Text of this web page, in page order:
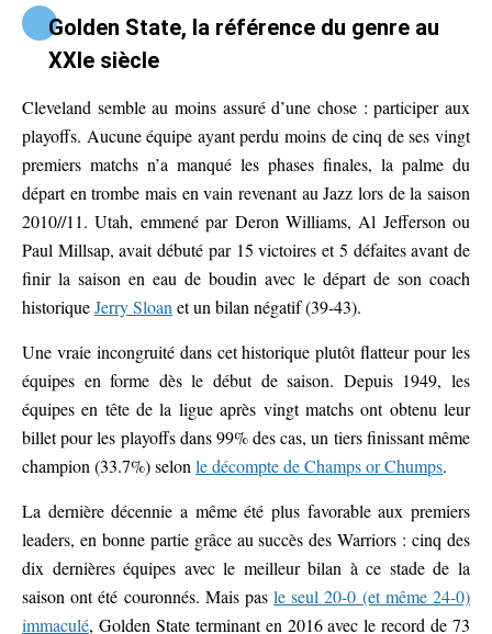
Golden State, la référence du genre au
XXIe siècle
Cleveland semble au moins assuré d’une chose : participer aux
playoffs. Aucune équipe ayant perdu moins de cinq de ses vingt
premiers matchs n’a manqué les phases finales, la palme du
départ en trombe mais en vain revenant au Jazz lors de la saison
2010//11. Utah, emmené par Deron Williams, Al Jefferson ou
Paul Millsap, avait débuté par 15 victoires et 5 défaites avant de
finir la saison en eau de boudin avec le départ de son coach
historiqueJerry Sloanet un bilan négatif (39-43).
Une vraie incongruité dans cet historique plutôt flatteur pour les
équipes en forme dès le début de saison. Depuis 1949, les
équipes en tête de la ligue après vingt matchs ont obtenu leur
billet pour les playoffs dans 99% des cas, un tiers finissant même
champion (33.7%) selonle décompte de Champs or Chumps.
La dernière décennie a même été plus favorable aux premiers
leaders, en bonne partie grâce au succès des Warriors : cinq des
dix dernières équipes avec le meilleur bilan à ce stade de la
saison ont été couronnés. Mais pasle seul 20-0 (et même 24-0)
immaculé, Golden State terminant en 2016 avec le record de 73